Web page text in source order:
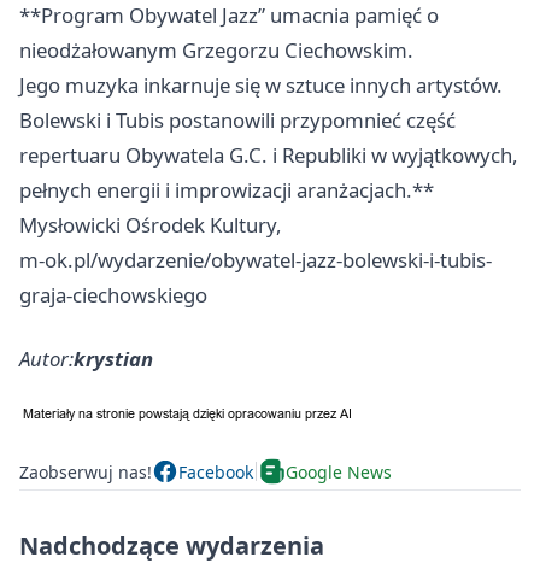
**Program Obywatel Jazz” umacnia pamięć o
nieodżałowanym Grzegorzu Ciechowskim.
Jego muzyka inkarnuje się w sztuce innych artystów.
Bolewski i Tubis postanowili przypomnieć część
repertuaru Obywatela G.C. i Republiki w wyjątkowych,
pełnych energii i improwizacji aranżacjach.**
Mysłowicki Ośrodek Kultury,
m-ok.pl/wydarzenie/obywatel-jazz-bolewski-i-tubis-
graja-ciechowskiego
Autor:krystian
Zaobserwuj nas! Facebook Google News
Nadchodzące wydarzenia